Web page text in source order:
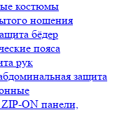
костюмы
ношения
бёдер
пояса
рук
защита
ON панели,